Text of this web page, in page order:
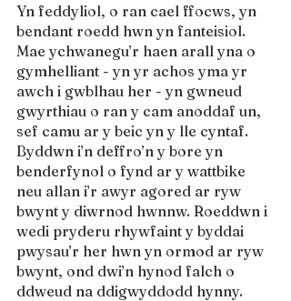
Yn feddyliol, o ran cael ffocws, yn
bendant roedd hwn yn fanteisiol.
Mae ychwanegu’r haen arall yna o
gymhelliant - yn yr achos yma yr
awch i gwblhau her - yn gwneud
gwyrthiau o ran y cam anoddaf un,
sef camu ar y beic yn y lle cyntaf.
Byddwn i’n deffro’n y bore yn
benderfynol o fynd ar y wattbike
neu allan i’r awyr agored ar ryw
bwynt y diwrnod hwnnw. Roeddwn i
wedi pryderu rhywfaint y byddai
pwysau’r her hwn yn ormod ar ryw
bwynt, ond dwi’n hynod falch o
ddweud na ddigwyddodd hynny.